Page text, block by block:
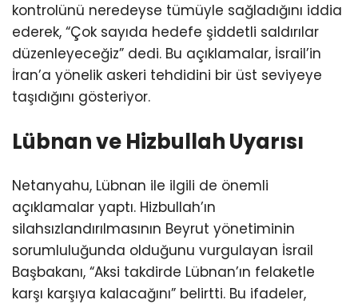
kontrolünü neredeyse tümüyle sağladığını iddia
ederek, “Çok sayıda hedefe şiddetli saldırılar
düzenleyeceğiz” dedi. Bu açıklamalar, İsrail’in
İran’a yönelik askeri tehdidini bir üst seviyeye
taşıdığını gösteriyor.
Lübnan ve Hizbullah Uyarısı
Netanyahu, Lübnan ile ilgili de önemli
açıklamalar yaptı. Hizbullah’ın
silahsızlandırılmasının Beyrut yönetiminin
sorumluluğunda olduğunu vurgulayan İsrail
Başbakanı, “Aksi takdirde Lübnan’ın felaketle
karşı karşıya kalacağını” belirtti. Bu ifadeler,